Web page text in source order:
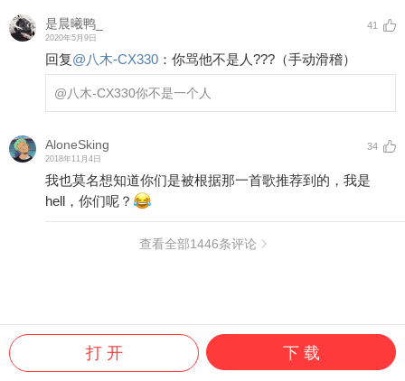
是晨曦鸭_
2020年5月9日
41
回复@八木-CX330 ： 你骂他不是人???（手动滑稽）
@八木-CX330你不是一个人
AloneSking
2018年11月4日
34
我也莫名想知道你们是被根据那一首歌推荐到的，我是
hell，你们呢？
查看全部1446条评论
打 开 下 载